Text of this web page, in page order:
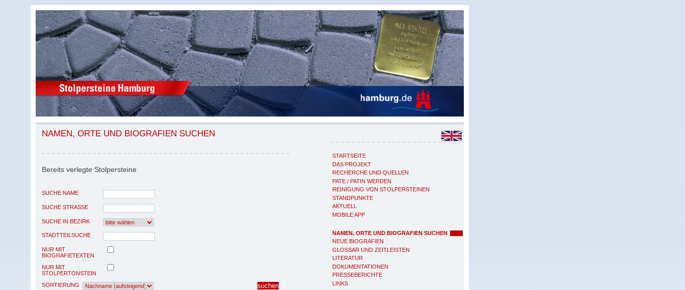
STARTSEITE
DAS PROJEKT
RECHERCHE UND QUELLEN
PATE / PATIN WERDEN
REINIGUNG VON STOLPERSTEINEN
STANDPUNKTE
AKTUELL
MOBILE APP
NAMEN, ORTE UND BIOGRAFIEN SUCHEN
NEUE BIOGRAFIEN
GLOSSAR UND ZEITLEISTEN
LITERATUR
DOKUMENTATIONEN
PRESSEBERICHTE
LINKS
NAMEN, ORTE UND BIOGRAFIEN SUCHEN
Bereits verlegte Stolpersteine
SUCHE NAME
SUCHE STRASSE
SUCHE IN BEZIRK
STADTTEILSUCHE
NUR MIT
BIOGRAFIETEXTEN
NUR MIT
STOLPERTONSTEIN
SORTIERUNG